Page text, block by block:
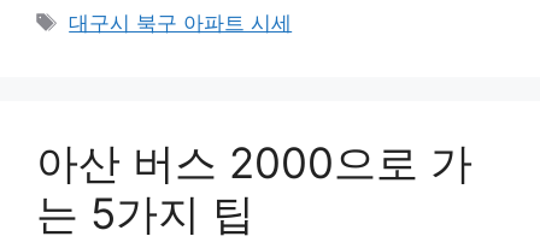
Tags
대구시 북구 아파트 시세
아산 버스 2000으로 가
는 5가지 팁